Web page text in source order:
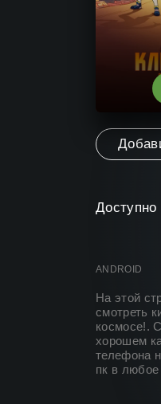
Доступно
ANDROID
На этой
смотреть
космосе!.
хорошем
телефона
пк в